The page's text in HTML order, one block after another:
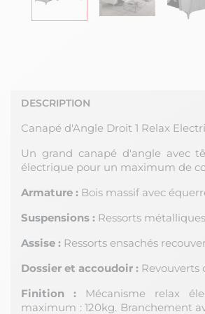
DESCRIPTION
Canapé d'Angle Droit 1 Relax
Un grand canapé d'angle avec
électrique pour un maximum de
Armature : Bois massif avec
Suspensions : Ressorts
Assise : Ressorts ensachés
Dossier et accoudoir : Revouverts
Finition :Mécanisme relax
maximum : 120kg. Branchement